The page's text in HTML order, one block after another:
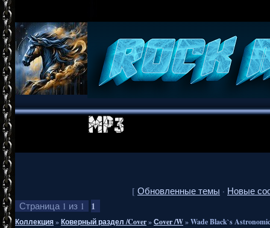
[ Обновленные темы · Новые
Страница 1 из 1 1
Коллекция»Коверный раздел /Cover»Сover /W»Wade Black`s